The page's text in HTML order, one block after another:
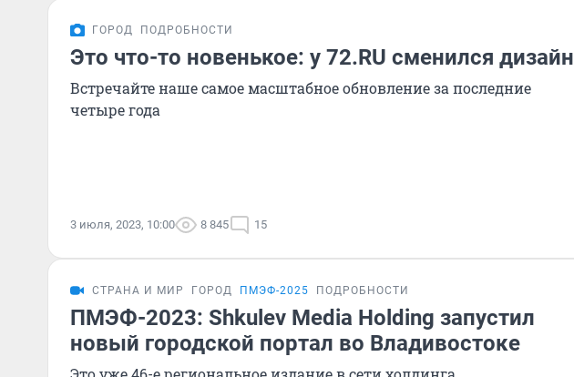
ГОРОД ПОДРОБНОСТИ
Это что-то новенькое: у 72.RU сменился дизайн
Встречайте наше самое масштабное обновление за последние
четыре года
3 июля, 2023, 10:00 8 845 15
СТРАНА И МИР ГОРОД ПМЭФ-2025 ПОДРОБНОСТИ
ПМЭФ-2023: Shkulev Media Holding запустил
новый городской портал во Владивостоке